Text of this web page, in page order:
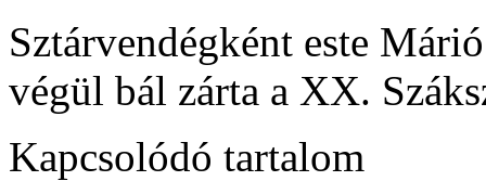
Sztárvendégként este
végül bál zárta a XX.
Kapcsolódó tartalom